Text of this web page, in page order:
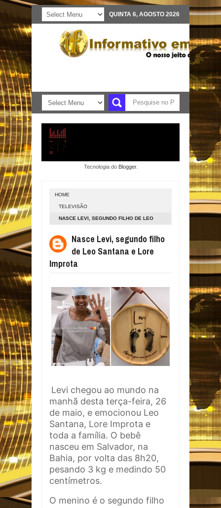
QUINTA 6, AGOSTO 2026
Tecnologia do Blogger.
HOME
TELEVISÃO
NASCE LEVI, SEGUNDO FILHO DE LEO
Nasce Levi, segundo filho
de Leo Santana e Lore
Improta
Levi chegou ao mundo na
manhã desta terça-feira, 26
de maio, e emocionou Leo
Santana, Lore Improta e
toda a família. O bebê
nasceu em Salvador, na
Bahia, por volta das 8h20,
pesando 3 kg e medindo 50
centímetros.
O menino é o segundo filho